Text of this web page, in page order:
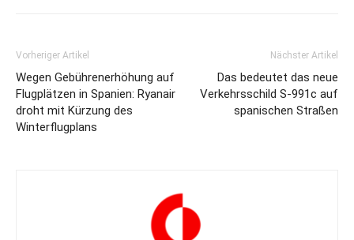
Vorheriger Artikel
Wegen Gebührenerhöhung auf
Flugplätzen in Spanien: Ryanair
droht mit Kürzung des
Winterflugplans
Nächster Artikel
Das bedeutet das neue
Verkehrsschild S-991c auf
spanischen Straßen